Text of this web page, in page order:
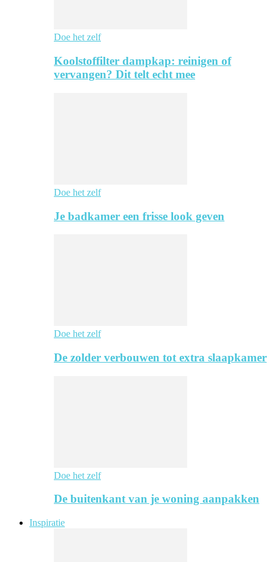
Doe het zelf
Koolstoffilter dampkap: reinigen of
vervangen? Dit telt echt mee
Doe het zelf
Je badkamer een frisse look geven
Doe het zelf
De zolder verbouwen tot extra slaapkamer
Doe het zelf
De buitenkant van je woning aanpakken
Inspiratie